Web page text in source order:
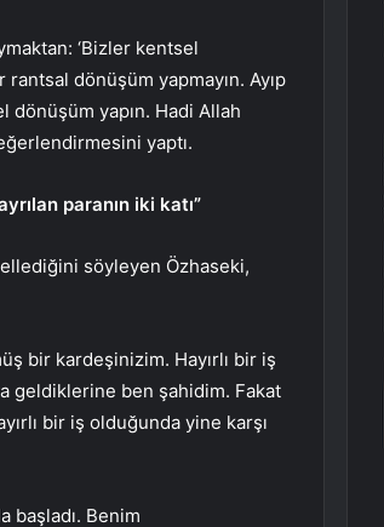
‘Bizler kentsel
dönüşüm yapmayın. Ayıp
yapın. Hadi Allah
yaptı.
paranın iki katı”
söyleyen Özhaseki,
bir kardeşinizim. Hayırlı bir iş
geldiklerine ben şahidim. Fakat
bir iş olduğunda yine karşı
başladı. Benim